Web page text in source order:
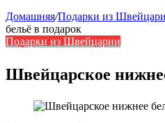
Домашняя/Подарки из
бельё в подарок
Подарки из Швейцарии
Швейцарское